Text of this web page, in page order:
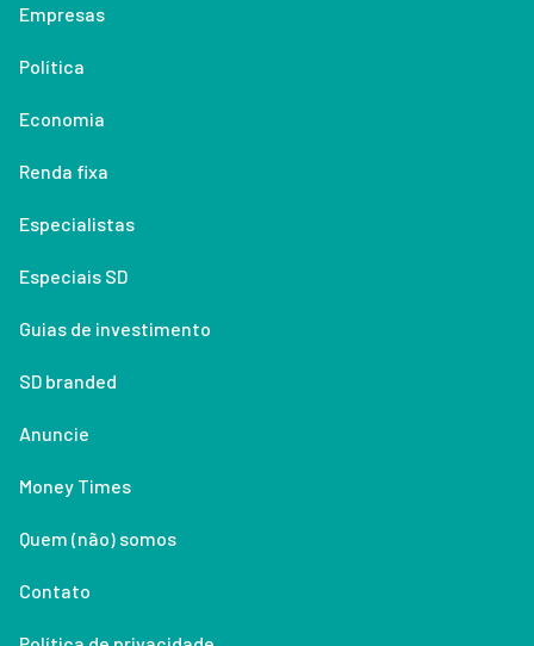
Empresas
Política
Economia
Renda fixa
Especialistas
Especiais SD
Guias de investimento
SD branded
Anuncie
Money Times
Quem (não) somos
Contato